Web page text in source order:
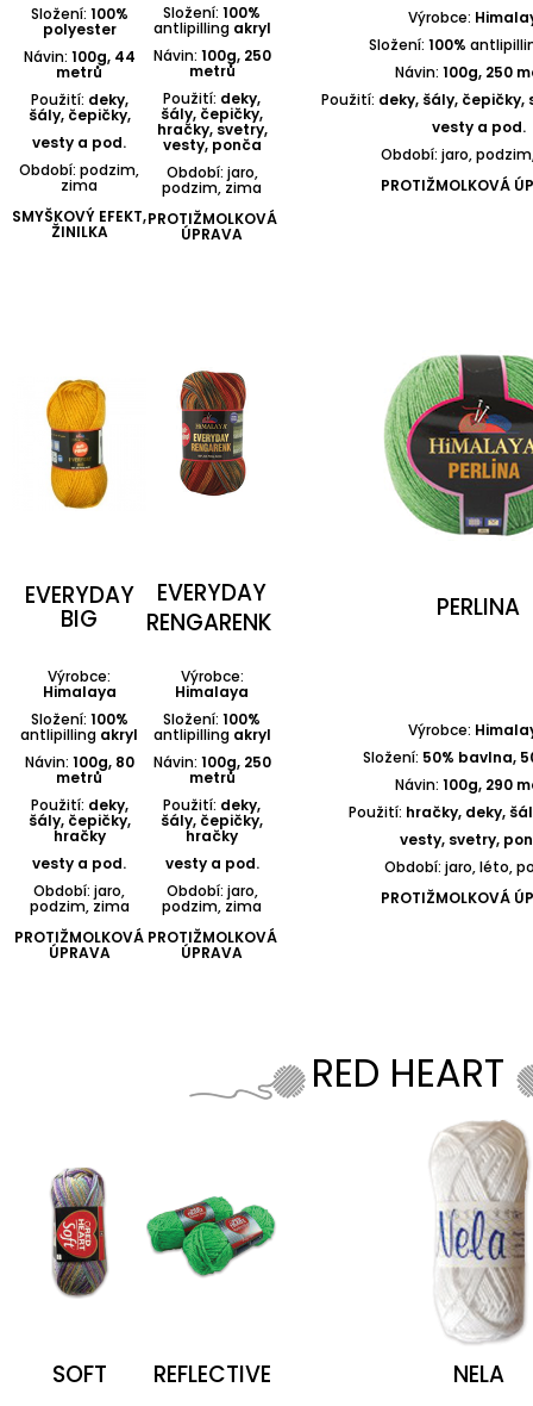
Složení: 100%
polyester
Návin: 100g, 44
metrů
Použití: deky,
šály, čepičky,
vesty a pod.
Období: podzim,
zima
SMYŠKOVÝ EFEKT,
ŽINILKA
Složení: 100%
antlipillingakryl
Návin: 100g, 250
metrů
Použití: deky,
šály, čepičky,
hračky, svetry,
vesty, ponča
Období: jaro,
podzim, zima
PROTIŽMOLKOVÁ
ÚPRAVA
Výrobce:
Složení: 100%
Návin: 100g, 250
Použití: deky, šály, čepičky,
vesty a pod.
Období: jaro,
PROTIŽMOLKOVÁ
EVERYDAY
BIG
EVERYDAY
RENGARENK
PERLINA
Výrobce:
Himalaya
Složení: 100%
antlipilling akryl
Návin: 100g, 80
metrů
Použití: deky,
šály, čepičky,
hračky
vesty a pod.
Období: jaro,
podzim, zima
PROTIŽMOLKOVÁ
ÚPRAVA
Výrobce:
Himalaya
Složení: 100%
antlipillingakryl
Návin: 100g, 250
metrů
Použití: deky,
šály, čepičky,
hračky
vesty a pod.
Období: jaro,
podzim, zima
PROTIŽMOLKOVÁ
ÚPRAVA
Výrobce:
Složení: 50% bavlna,
Návin: 100g, 290
Použití: hračky, deky,
vesty, svetry,
Období: jaro, léto,
PROTIŽMOLKOVÁ
RED HEART
SOFT REFLECTIVE NELA